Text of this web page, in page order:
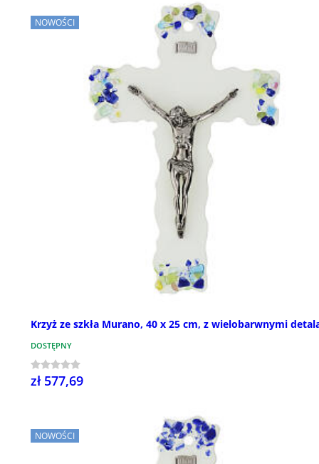
NOWOŚCI
Krzyż ze szkła Murano, 40 x 25 cm, z wielobarwnymi
DOSTĘPNY
zł 577,69
NOWOŚCI